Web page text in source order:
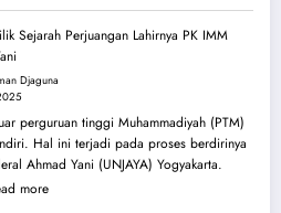
Hijrah
Syiarkan
di
Melbourne
dan
Brisbane
Sejarah Perjuangan Lahirnya PK IMM
Djaguna
perguruan tinggi Muhammadiyah (PTM)
Hal ini terjadi pada proses berdirinya
Ahmad Yani (UNJAYA) Yogyakarta.
more: